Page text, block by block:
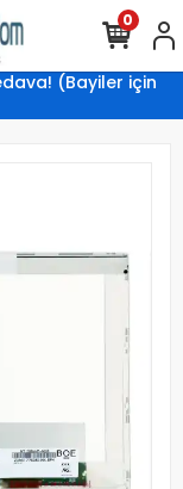
(Bayiler için
0